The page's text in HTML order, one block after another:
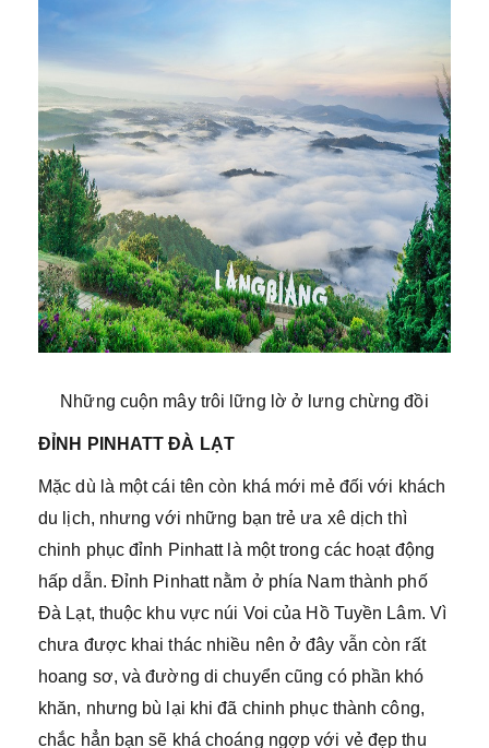
Những cuộn mây trôi lững lờ ở lưng chừng đồi
ĐỈNH PINHATT ĐÀ LẠT
Mặc dù là một cái tên còn khá mới mẻ đối với khách
du lịch, nhưng với những bạn trẻ ưa xê dịch thì
chinh phục đỉnh Pinhatt là một trong các hoạt động
hấp dẫn. Đỉnh Pinhatt nằm ở phía Nam thành phố
Đà Lạt, thuộc khu vực núi Voi của Hồ Tuyền Lâm. Vì
chưa được khai thác nhiều nên ở đây vẫn còn rất
hoang sơ, và đường di chuyển cũng có phần khó
khăn, nhưng bù lại khi đã chinh phục thành công,
chắc hẳn bạn sẽ khá choáng ngợp với vẻ đẹp thu